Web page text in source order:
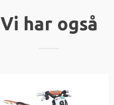
Vi har også